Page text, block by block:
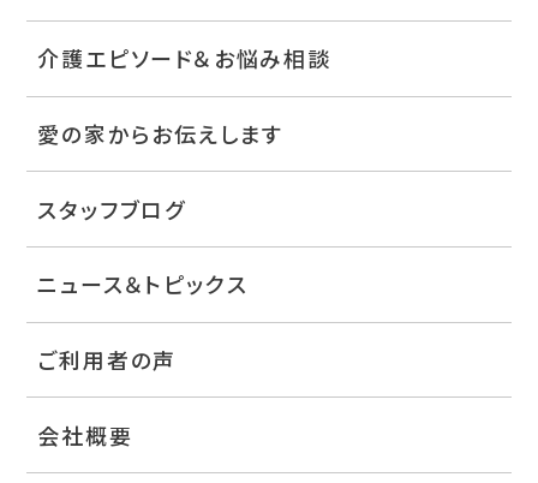
介護エピソード＆お悩み相談
愛の家からお伝えします
スタッフブログ
ニュース＆トピックス
ご利用者の声
会社概要